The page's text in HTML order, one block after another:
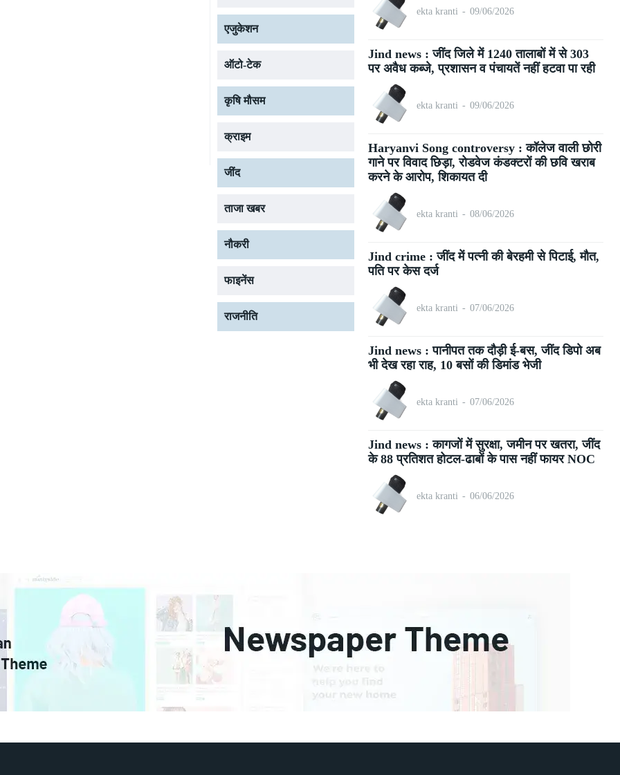
एजुकेशन
ऑटो-टेक
कृषि मौसम
क्राइम
जींद
ताजा खबर
नौकरी
फाइनेंस
राजनीति
ekta kranti - 09/06/2026
Jind news : जींद जिले में 1240 तालाबों में से 303
पर अवैध कब्जे, प्रशासन व पंचायतें नहीं हटवा पा रही
ekta kranti - 09/06/2026
Haryanvi Song controversy : कॉलेज वाली छोरी
गाने पर विवाद छिड़ा, रोडवेज कंडक्टरों की छवि खराब
करने के आरोप, शिकायत दी
ekta kranti - 08/06/2026
Jind crime : जींद में पत्नी की बेरहमी से पिटाई, मौत,
पति पर केस दर्ज
ekta kranti - 07/06/2026
Jind news : पानीपत तक दौड़ी ई-बस, जींद डिपो अब
भी देख रहा राह, 10 बसों की डिमांड भेजी
ekta kranti - 07/06/2026
Jind news : कागजों में सुरक्षा, जमीन पर खतरा, जींद
के 88 प्रतिशत होटल-ढाबों के पास नहीं फायर NOC
ekta kranti - 06/06/2026